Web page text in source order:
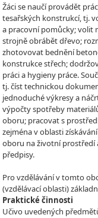
Žáci se naučí provádět
tesařských konstrukcí, tj.
a pracovní pomůcky; volit
strojně obrábět dřevo;
zhotovovat bednění
konstrukce střech;
práci a hygieny práce.
tj. číst technickou
jednoduché výkresy a
výpočty spotřeby
oboru; pracovat s
zejména v oblasti
oboru na životní prostředí
předpisy.
Pro vzdělávání v tomto
(vzdělávací oblasti)
Praktické činnosti
Učivo uvedených